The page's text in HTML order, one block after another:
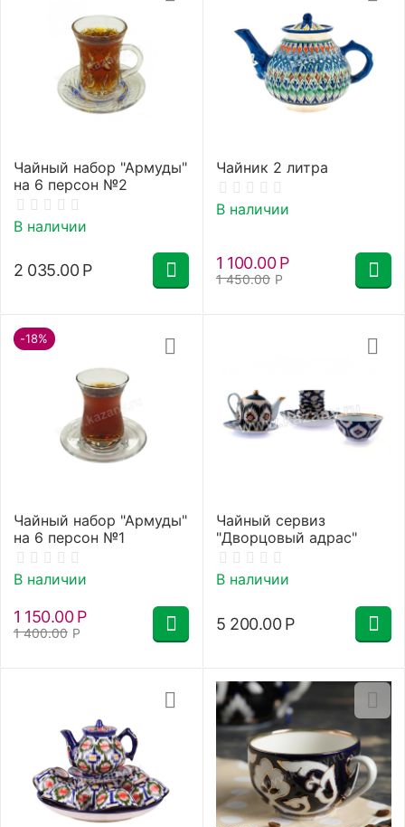
Чайный набор "Армуды"
на 6 персон №2
В наличии
2 035.00 Р
Чайник 2 литра
В наличии
1 450.00 Р
1 100.00 Р
-18%
Чайный набор "Армуды"
на 6 персон №1
В наличии
1 400.00 Р
1 150.00 Р
Чайный сервиз
"Дворцовый адрас"
В наличии
5 200.00 Р